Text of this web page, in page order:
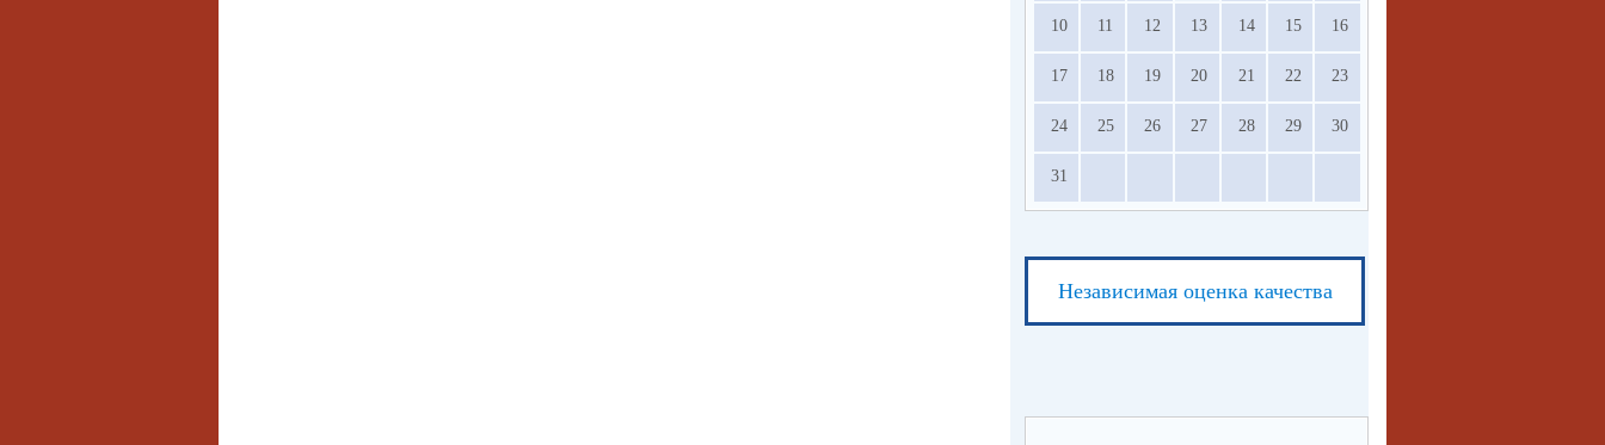
10 11 12 13 14 15 16
17 18 19 20 21 22 23
24 25 26 27 28 29 30
31
Независимая оценка качества